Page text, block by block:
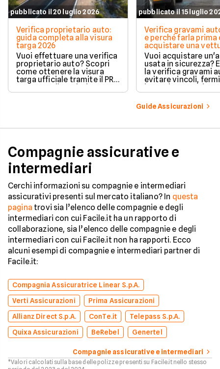
pubblicato il 20 luglio 2026
Verifica proprietario auto:
guida completa alla visura
targa 2026
Vuoi effettuare una verifica
proprietario auto? Scopri
come ottenere la visura
targa ufficiale tramite il PRA
vincoli in totale sicurezza.
pubblicato il 15 luglio
Verifica gravami
e perché farla prima
acquistare una
Vuoi acquistare
usata in sicurezza?
la verifica gravami
evitare vincoli,
tutelare il tuo
Guide Assicurazioni
Compagnie assicurative e
intermediari
Cerchi informazioni su compagnie e intermediari
assicurativi presenti sul mercato italiano? In questa
pagina trovi sia l’elenco delle compagnie e degli
intermediari con cui Facile.it ha un rapporto di
collaborazione, sia l’elenco delle compagnie e degli
intermediari con cui Facile.it non ha rapporti. Ecco
alcuni esempi di compagnie e intermediari partner di
Facile.it:
Compagnia Assicuratrice Linear S.p.A.
Verti Assicurazioni
Prima Assicurazioni
Allianz Direct S.p.A.
ConTe.it
Telepass S.p.A.
Quixa Assicurazioni
BeRebel Genertel
Compagnie assicurative e intermediari
*Valori calcolati sulla base delle polizze presenti su Facile.it nello stesso